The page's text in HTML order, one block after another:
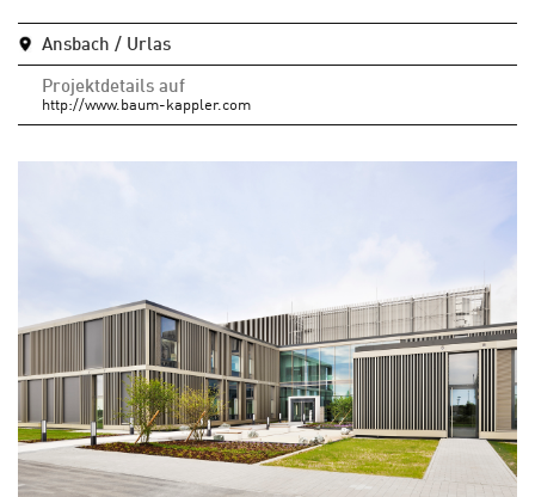
Ansbach / Urlas
Projektdetails auf
http://www.baum-kappler.com